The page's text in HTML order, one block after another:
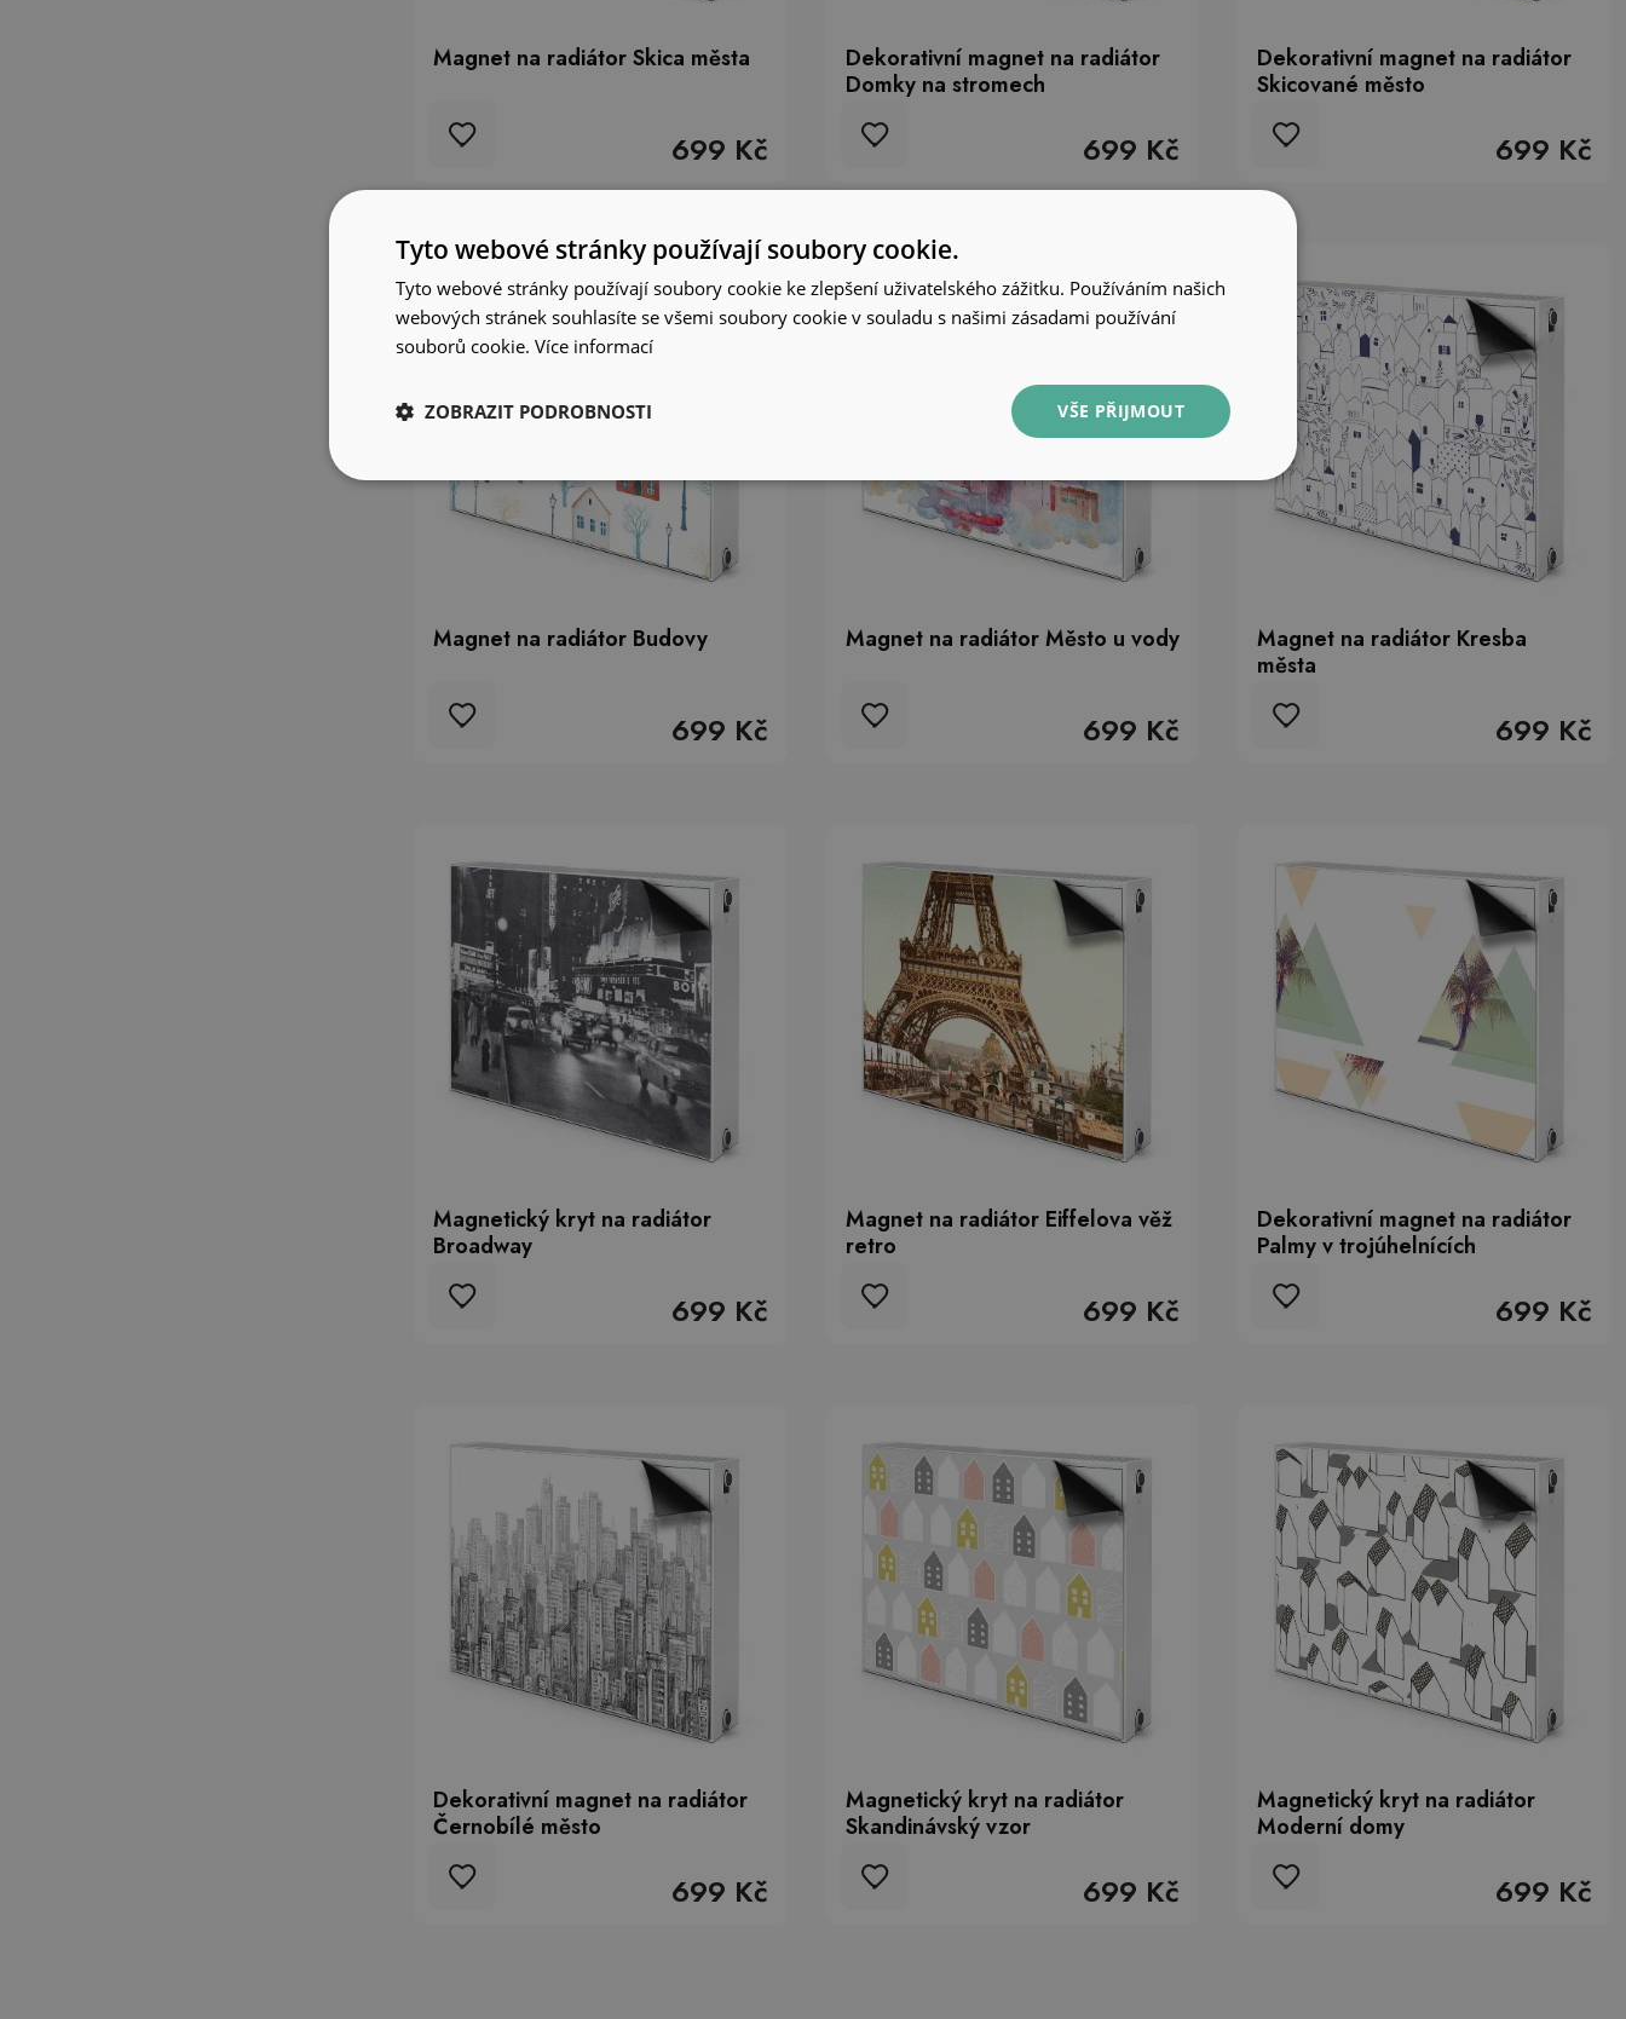
Magnet na radiátor Skica města
699 Kč
Dekorativní magnet na radiátor
Domky na stromech
699 Kč
Dekorativní magnet na radiátor
Skicované město
699 Kč
Magnet na radiátor Budovy
699 Kč
Magnet na radiátor Město u vody
699 Kč
Magnet na radiátor Kresba
města
699 Kč
Magnetický kryt na radiátor
Broadway
699 Kč
Magnet na radiátor Eiffelova věž
retro
699 Kč
Dekorativní magnet na radiátor
Palmy v trojúhelnících
699 Kč
Dekorativní magnet na radiátor
Černobílé město
699 Kč
Magnetický kryt na radiátor
Skandinávský vzor
699 Kč
Magnetický kryt na radiátor
Moderní domy
699 Kč
Tyto webové stránky používají soubory cookie.
Tyto webové stránky používají soubory cookie ke zlepšení uživatelského zážitku. Používáním našich
webových stránek souhlasíte se všemi soubory cookie v souladu s našimi zásadami používání
souborů cookie. Více informací
VŠE PŘIJMOUT
ZOBRAZIT PODROBNOSTI